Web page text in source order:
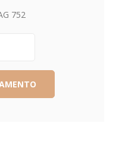
752